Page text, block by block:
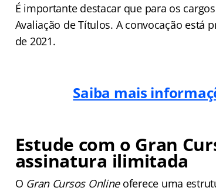
É importante destacar que para os
Avaliação de Títulos. A convocação está
de 2021.
Saiba mais
Estude com o Gran
assinatura ilimitada
O Gran Cursos Onlineoferece uma